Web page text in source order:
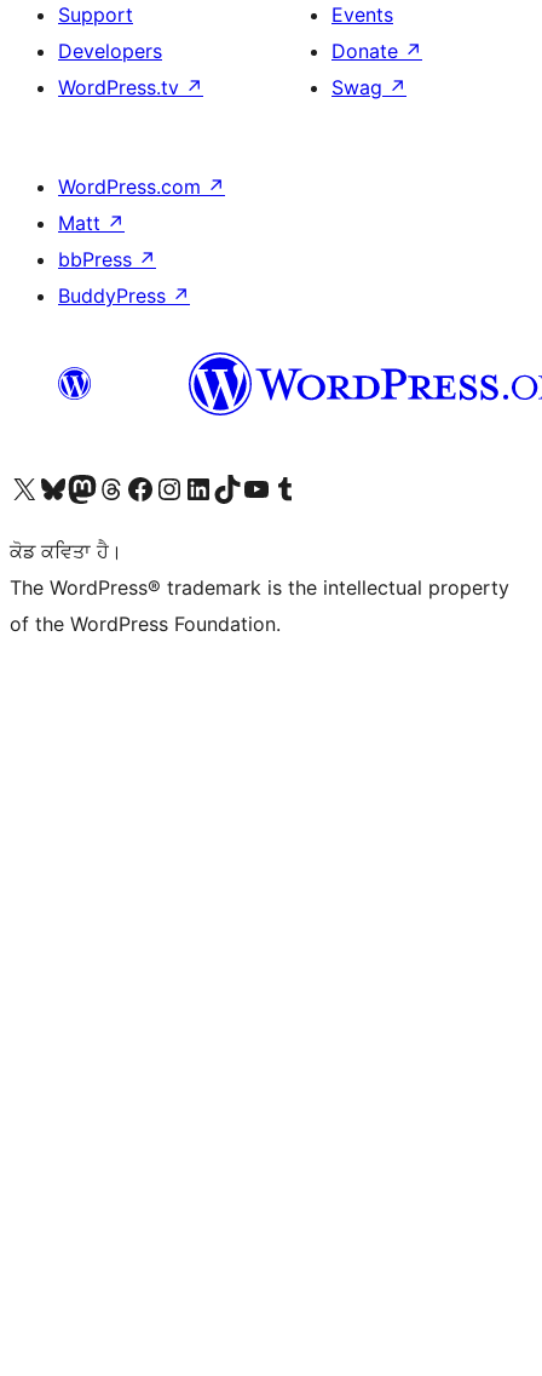
Support
Developers
WordPress.tv ↗
Events
Donate ↗
Swag ↗
WordPress.com ↗
Matt ↗
bbPress ↗
BuddyPress ↗
Visit our X (formerly Twitter) account
Visit our Bluesky account
Visit our Mastodon account
Visit our Threads account
Visit our Facebook page
Visit our Instagram account
Visit our LinkedIn account
Visit our TikTok account
Visit our YouTube channel
Visit our Tumblr account
ਕੋਡ ਕਵਿਤਾ ਹੈ।
The WordPress® trademark is the intellectual property
of the WordPress Foundation.